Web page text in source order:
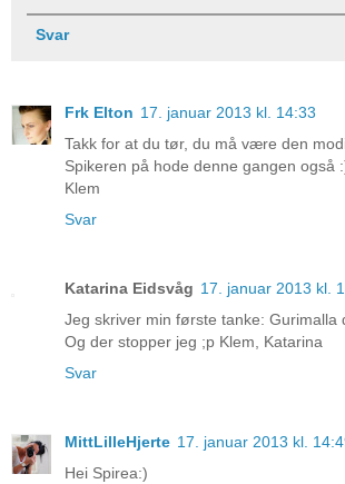
Svar
Frk Elton 17. januar 2013 kl. 14:33
Takk for at du tør, du må være den
Spikeren på hode denne gangen også
Klem
Svar
Katarina Eidsvåg 17. januar 2013 kl.
Jeg skriver min første tanke: Gurimalla
Og der stopper jeg ;p Klem, Katarina
Svar
MittLilleHjerte 17. januar 2013 kl.
Hei Spirea:)